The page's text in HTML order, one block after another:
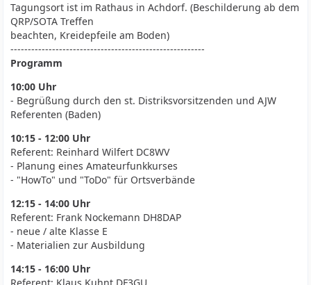
Tagungsort ist im Rathaus in Achdorf. (Beschilderung ab dem
QRP/SOTA Treffen
beachten, Kreidepfeile am Boden)
--------------------------------------------------------
Programm
10:00 Uhr
- Begrüßung durch den st. Distriksvorsitzenden und AJW
Referenten (Baden)
10:15 - 12:00 Uhr
Referent: Reinhard Wilfert DC8WV
- Planung eines Amateurfunkkurses
- "HowTo" und "ToDo" für Ortsverbände
12:15 - 14:00 Uhr
Referent: Frank Nockemann DH8DAP
- neue / alte Klasse E
- Materialien zur Ausbildung
14:15 - 16:00 Uhr